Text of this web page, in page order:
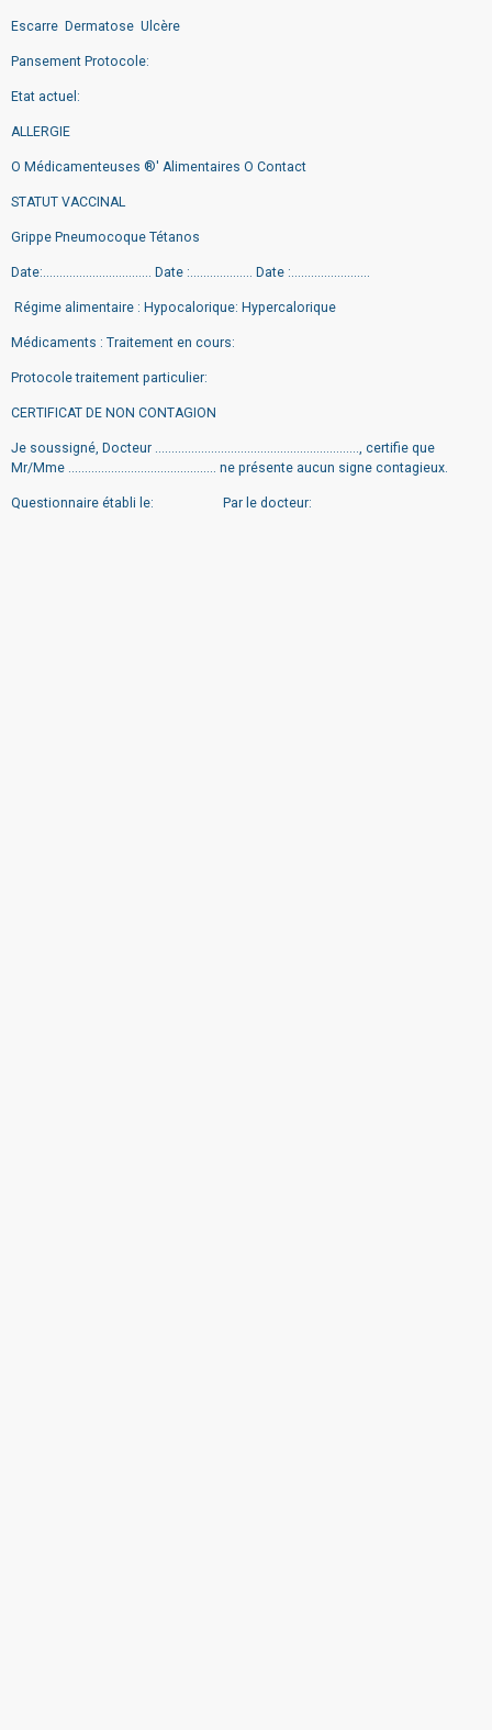
Escarre Dermatose Ulcère
Pansement Protocole:
Etat actuel:
ALLERGIE
O Médicamenteuses ®' Alimentaires O Contact
STATUT VACCINAL
Grippe Pneumocoque Tétanos
Date:................................. Date :................... Date :........................
Régime alimentaire : Hypocalorique: Hypercalorique
Médicaments : Traitement en cours:
Protocole traitement particulier:
CERTIFICAT DE NON CONTAGION
Je soussigné, Docteur .............................................................., certifie que
Mr/Mme ............................................. ne présente aucun signe contagieux.
Questionnaire établi le: Par le docteur: